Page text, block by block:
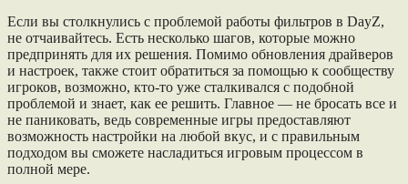
Если вы столкнулись с проблемой работы фильтров в DayZ,
не отчаивайтесь. Есть несколько шагов, которые можно
предпринять для их решения. Помимо обновления драйверов
и настроек, также стоит обратиться за помощью к сообществу
игроков, возможно, кто-то уже сталкивался с подобной
проблемой и знает, как ее решить. Главное — не бросать все и
не паниковать, ведь современные игры предоставляют
возможность настройки на любой вкус, и с правильным
подходом вы сможете насладиться игровым процессом в
полной мере.